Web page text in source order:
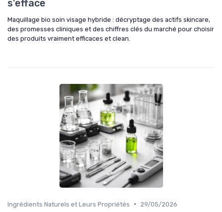
s'efface
Maquillage bio soin visage hybride : décryptage des actifs skincare,
des promesses cliniques et des chiffres clés du marché pour choisir
des produits vraiment efficaces et clean.
Ingrédients Naturels et Leurs Propriétés • 29/05/2026